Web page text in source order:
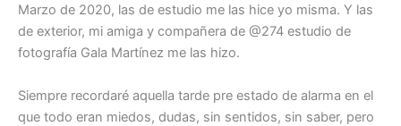
Marzo de 2020, las de estudio me las hice yo misma. Y las
de exterior, mi amiga y compañera de @274 estudio de
fotografía Gala Martínez me las hizo.
Siempre recordaré aquella tarde pre estado de alarma en el
que todo eran miedos, dudas, sin sentidos, sin saber, pero